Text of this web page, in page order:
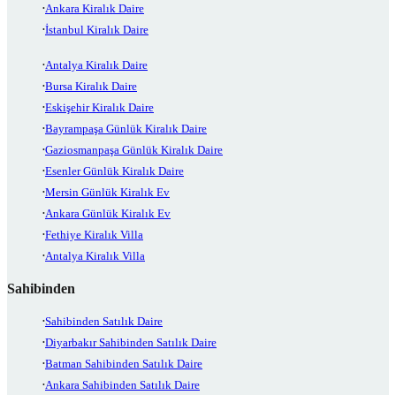
Ankara Kiralık Daire
İstanbul Kiralık Daire
Antalya Kiralık Daire
Bursa Kiralık Daire
Eskişehir Kiralık Daire
Bayrampaşa Günlük Kiralık Daire
Gaziosmanpaşa Günlük Kiralık Daire
Esenler Günlük Kiralık Daire
Mersin Günlük Kiralık Ev
Ankara Günlük Kiralık Ev
Fethiye Kiralık Villa
Antalya Kiralık Villa
Sahibinden
Sahibinden Satılık Daire
Diyarbakır Sahibinden Satılık Daire
Batman Sahibinden Satılık Daire
Ankara Sahibinden Satılık Daire